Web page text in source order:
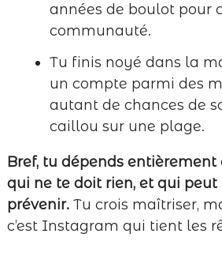
années de boulot pour
communauté.
Tu finis noyé dans la
un compte parmi des
autant de chances de
caillou sur une plage.
Bref, tu dépends entièrement
qui ne te doit rien, et qui peut
prévenir.Tu crois maîtriser,
c’est Instagram qui tient les